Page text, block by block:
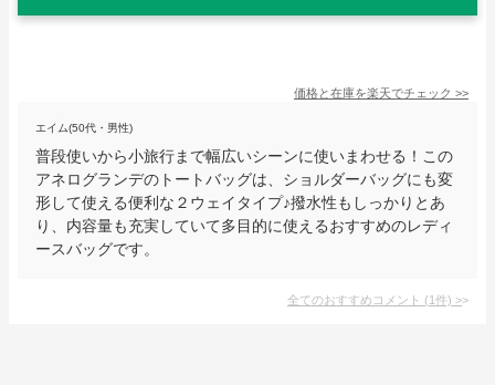
価格と在庫を楽天でチェック >>
エイム(50代・男性)
普段使いから小旅行まで幅広いシーンに使いまわせる！この
アネログランデのトートバッグは、ショルダーバッグにも変
形して使える便利な２ウェイタイプ♪撥水性もしっかりとあ
り、内容量も充実していて多目的に使えるおすすめのレディ
ースバッグです。
全てのおすすめコメント (1件) >